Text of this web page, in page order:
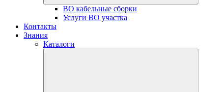
ВО кабельные сборки
Услуги ВО участка
Контакты
Знания
Каталоги